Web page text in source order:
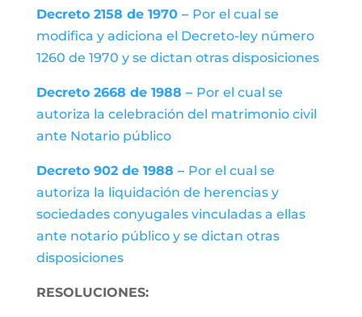
Decreto 2158 de 1970 – Por el cual se
modifica y adiciona el Decreto-ley número
1260 de 1970 y se dictan otras disposiciones
Decreto 2668 de 1988 – Por el cual se
autoriza la celebración del matrimonio civil
ante Notario público
Decreto 902 de 1988 – Por el cual se
autoriza la liquidación de herencias y
sociedades conyugales vinculadas a ellas
ante notario público y se dictan otras
disposiciones
RESOLUCIONES: